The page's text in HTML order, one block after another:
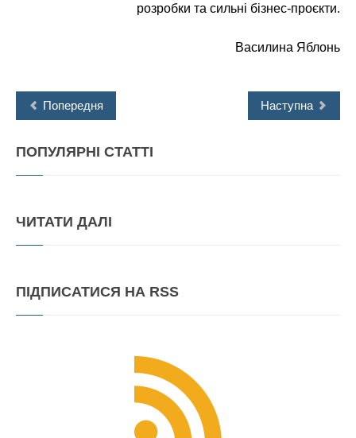
розробки та сильні бізнес-проєкти.
Василина Яблонь
Попередня Наступна
ПОПУЛЯРНІ СТАТТІ
ЧИТАТИ ДАЛІ
ПІДПИСАТИСЯ НА RSS